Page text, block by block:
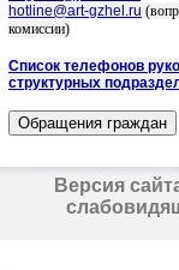
hotline@art-gzhel.ru
комиссии)
Список телефонов
структурных
Версия